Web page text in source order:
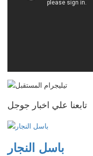
تابعنا علي اخبار جوجل
باسل النجار